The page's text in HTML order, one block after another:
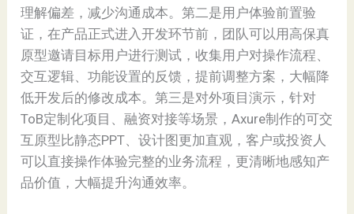
理解偏差，减少沟通成本。第二是用户体验前置验
证，在产品正式进入开发环节前，团队可以用高保真
原型邀请目标用户进行测试，收集用户对操作流程、
交互逻辑、功能设置的反馈，提前调整方案，大幅降
低开发后的修改成本。第三是对外项目演示，针对
ToB定制化项目、融资对接等场景，Axure制作的可交
互原型比静态PPT、设计图更加直观，客户或投资人
可以直接操作体验完整的业务流程，更清晰地感知产
品价值，大幅提升沟通效率。